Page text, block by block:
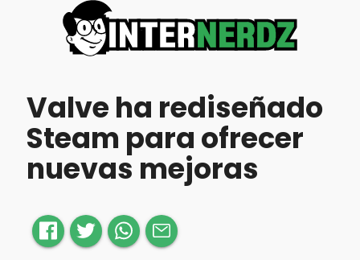
Valve ha rediseñado
Steam para ofrecer
nuevas mejoras